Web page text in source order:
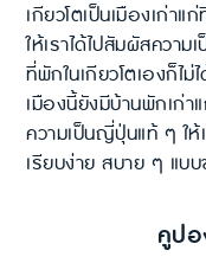
เกียวโตเป็นเมืองเก่า
ให้เราได้ไปสัมผัสควา
ที่พักในเกียวโตเองก็ไม่
เมืองนี้ยังมีบ้านพักเก่า
ความเป็นญี่ปุ่นแท้ ๆ ให้
เรียบง่าย สบาย ๆ แบ
คูป